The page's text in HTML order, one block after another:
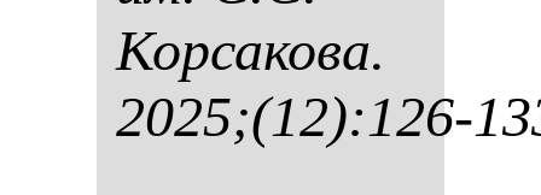
Кор­са­ко­ва.
2025;(12):126-